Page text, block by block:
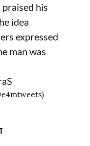
praised his
idea
expressed
man was